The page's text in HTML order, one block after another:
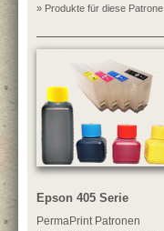
» Produkte für diese Patrone
Epson 405 Serie
PermaPrint Patronen